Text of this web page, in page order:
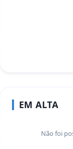
EM ALTA
Não foi